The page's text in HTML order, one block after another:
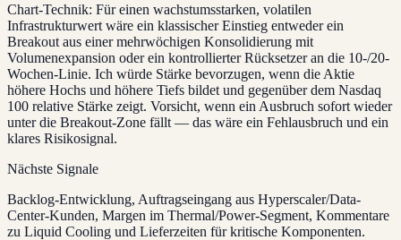
Chart-Technik: Für einen wachstumsstarken, volatilen
Infrastrukturwert wäre ein klassischer Einstieg entweder ein
Breakout aus einer mehrwöchigen Konsolidierung mit
Volumenexpansion oder ein kontrollierter Rücksetzer an die 10-/20-
Wochen-Linie. Ich würde Stärke bevorzugen, wenn die Aktie
höhere Hochs und höhere Tiefs bildet und gegenüber dem Nasdaq
100 relative Stärke zeigt. Vorsicht, wenn ein Ausbruch sofort wieder
unter die Breakout-Zone fällt — das wäre ein Fehlausbruch und ein
klares Risikosignal.
Nächste Signale
Backlog-Entwicklung, Auftragseingang aus Hyperscaler/Data-
Center-Kunden, Margen im Thermal/Power-Segment, Kommentare
zu Liquid Cooling und Lieferzeiten für kritische Komponenten.